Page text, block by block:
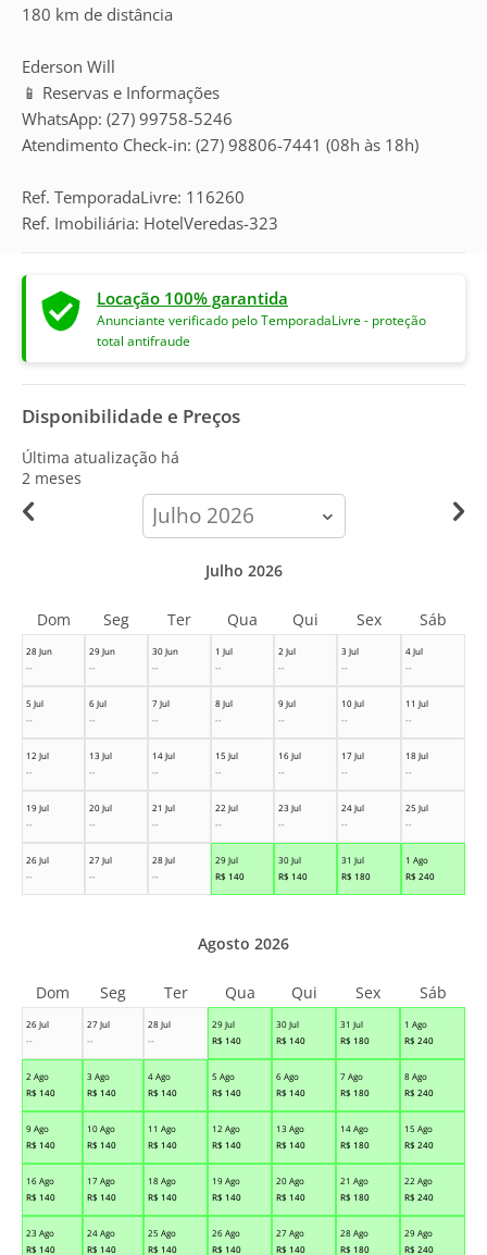
180 km de distância
Ederson Will
📱 Reservas e Informações
WhatsApp: (27) 99758-5246
Atendimento Check-in: (27) 98806-7441 (08h às 18h)
Ref. TemporadaLivre: 116260
Ref. Imobiliária: HotelVeredas-323
Locação 100% garantida
Anunciante verificado pelo TemporadaLivre - proteção
total antifraude
Disponibilidade e Preços
Última atualização há
2 meses
calendar-
month
28 Jun
--
29 Jun
--
30 Jun
--
1 Jul
--
2 Jul
--
3 Jul
--
4 Jul
--
5 Jul
--
6 Jul
--
7 Jul
--
8 Jul
--
9 Jul
--
10 Jul
--
11 Jul
--
12 Jul
--
13 Jul
--
14 Jul
--
15 Jul
--
16 Jul
--
17 Jul
--
18 Jul
--
19 Jul
--
20 Jul
--
21 Jul
--
22 Jul
--
23 Jul
--
24 Jul
--
25 Jul
--
26 Jul
--
27 Jul
--
28 Jul
--
29 Jul
R$ 140
30 Jul
R$ 140
31 Jul
R$ 180
1 Ago
R$ 240
Julho 2026
Dom Seg Ter Qua Qui Sex Sáb
26 Jul
--
27 Jul
--
28 Jul
--
29 Jul
R$ 140
30 Jul
R$ 140
31 Jul
R$ 180
1 Ago
R$ 240
2 Ago
R$ 140
3 Ago
R$ 140
4 Ago
R$ 140
5 Ago
R$ 140
6 Ago
R$ 140
7 Ago
R$ 180
8 Ago
R$ 240
9 Ago
R$ 140
10 Ago
R$ 140
11 Ago
R$ 140
12 Ago
R$ 140
13 Ago
R$ 140
14 Ago
R$ 180
15 Ago
R$ 240
16 Ago
R$ 140
17 Ago
R$ 140
18 Ago
R$ 140
19 Ago
R$ 140
20 Ago
R$ 140
21 Ago
R$ 180
22 Ago
R$ 240
23 Ago
R$ 140
24 Ago
R$ 140
25 Ago
R$ 140
26 Ago
R$ 140
27 Ago
R$ 140
28 Ago
R$ 180
29 Ago
R$ 240
Agosto 2026
Dom Seg Ter Qua Qui Sex Sáb